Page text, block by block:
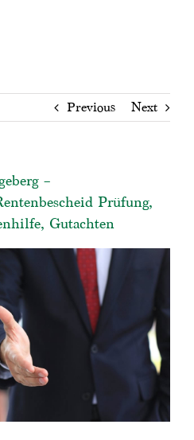
Previous Next
–
Prüfung,
Gutachten